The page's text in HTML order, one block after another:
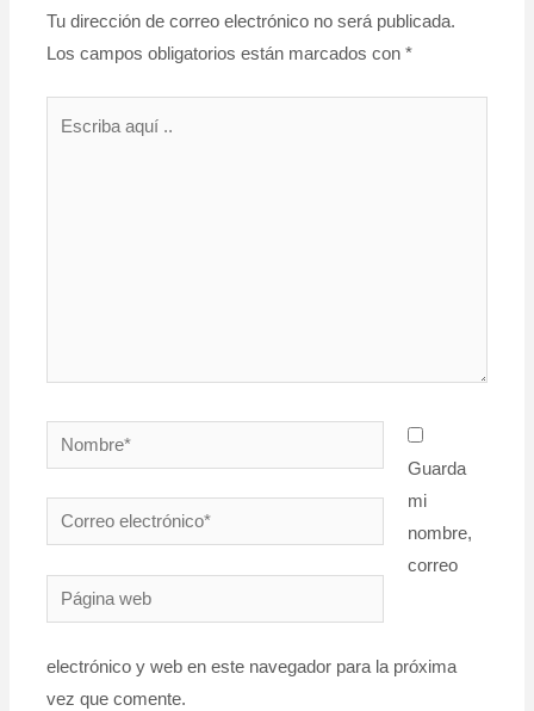
Tu dirección de correo electrónico no será publicada.
Los campos obligatorios están marcados con*
Nombre*
Correo
electrónico*
Página
web
Guarda
mi
nombre,
correo
electrónico y web en este navegador para la próxima
vez que comente.